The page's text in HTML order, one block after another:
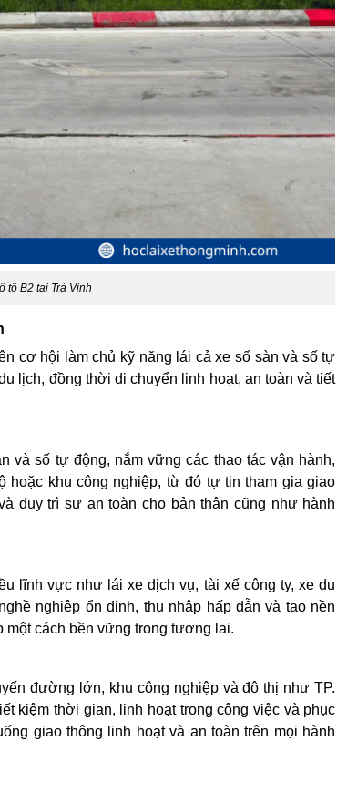
tô B2 tại Trà Vinh
cơ hội làm chủ kỹ năng lái cả xe số sàn và số tự
lịch, đồng thời di chuyển linh hoạt, an toàn và tiết
và số tự động, nắm vững các thao tác vận hành,
khu công nghiệp, từ đó tự tin tham gia giao
duy trì sự an toàn cho bản thân cũng như hành
lĩnh vực như lái xe dịch vụ, tài xế công ty, xe du
nghiệp ổn định, thu nhập hấp dẫn và tạo nền
một cách bền vững trong tương lai.
đường lớn, khu công nghiệp và đô thị như TP.
kiệm thời gian, linh hoạt trong công việc và phục
giao thông linh hoạt và an toàn trên mọi hành